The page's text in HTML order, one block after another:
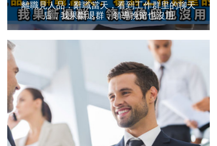
離職見人品：辭職當天，看到工作群里的聊天
后，我果斷退群，領導挽留也沒用